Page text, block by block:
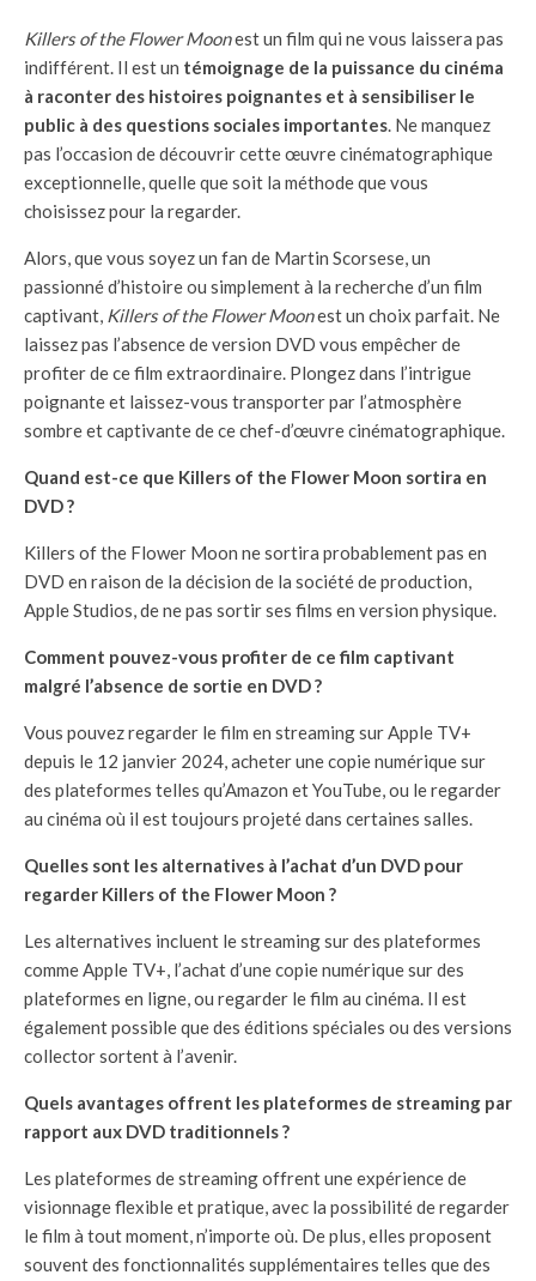
Killers of the Flower Moonest un film qui ne vous laissera pas
indifférent. Il est un témoignage de la puissance du cinéma
à raconter des histoires poignantes et à sensibiliser le
public à des questions sociales importantes. Ne manquez
pas l’occasion de découvrir cette œuvre cinématographique
exceptionnelle, quelle que soit la méthode que vous
choisissez pour la regarder.
Alors, que vous soyez un fan de Martin Scorsese, un
passionné d’histoire ou simplement à la recherche d’un film
captivant, Killers of the Flower Moonest un choix parfait. Ne
laissez pas l’absence de version DVD vous empêcher de
profiter de ce film extraordinaire. Plongez dans l’intrigue
poignante et laissez-vous transporter par l’atmosphère
sombre et captivante de ce chef-d’œuvre cinématographique.
Quand est-ce que Killers of the Flower Moon sortira en
DVD ?
Killers of the Flower Moon ne sortira probablement pas en
DVD en raison de la décision de la société de production,
Apple Studios, de ne pas sortir ses films en version physique.
Comment pouvez-vous profiter de ce film captivant
malgré l’absence de sortie en DVD ?
Vous pouvez regarder le film en streaming sur Apple TV+
depuis le 12 janvier 2024, acheter une copie numérique sur
des plateformes telles qu’Amazon et YouTube, ou le regarder
au cinéma où il est toujours projeté dans certaines salles.
Quelles sont les alternatives à l’achat d’un DVD pour
regarder Killers of the Flower Moon ?
Les alternatives incluent le streaming sur des plateformes
comme Apple TV+, l’achat d’une copie numérique sur des
plateformes en ligne, ou regarder le film au cinéma. Il est
également possible que des éditions spéciales ou des versions
collector sortent à l’avenir.
Quels avantages offrent les plateformes de streaming par
rapport aux DVD traditionnels ?
Les plateformes de streaming offrent une expérience de
visionnage flexible et pratique, avec la possibilité de regarder
le film à tout moment, n’importe où. De plus, elles proposent
souvent des fonctionnalités supplémentaires telles que des